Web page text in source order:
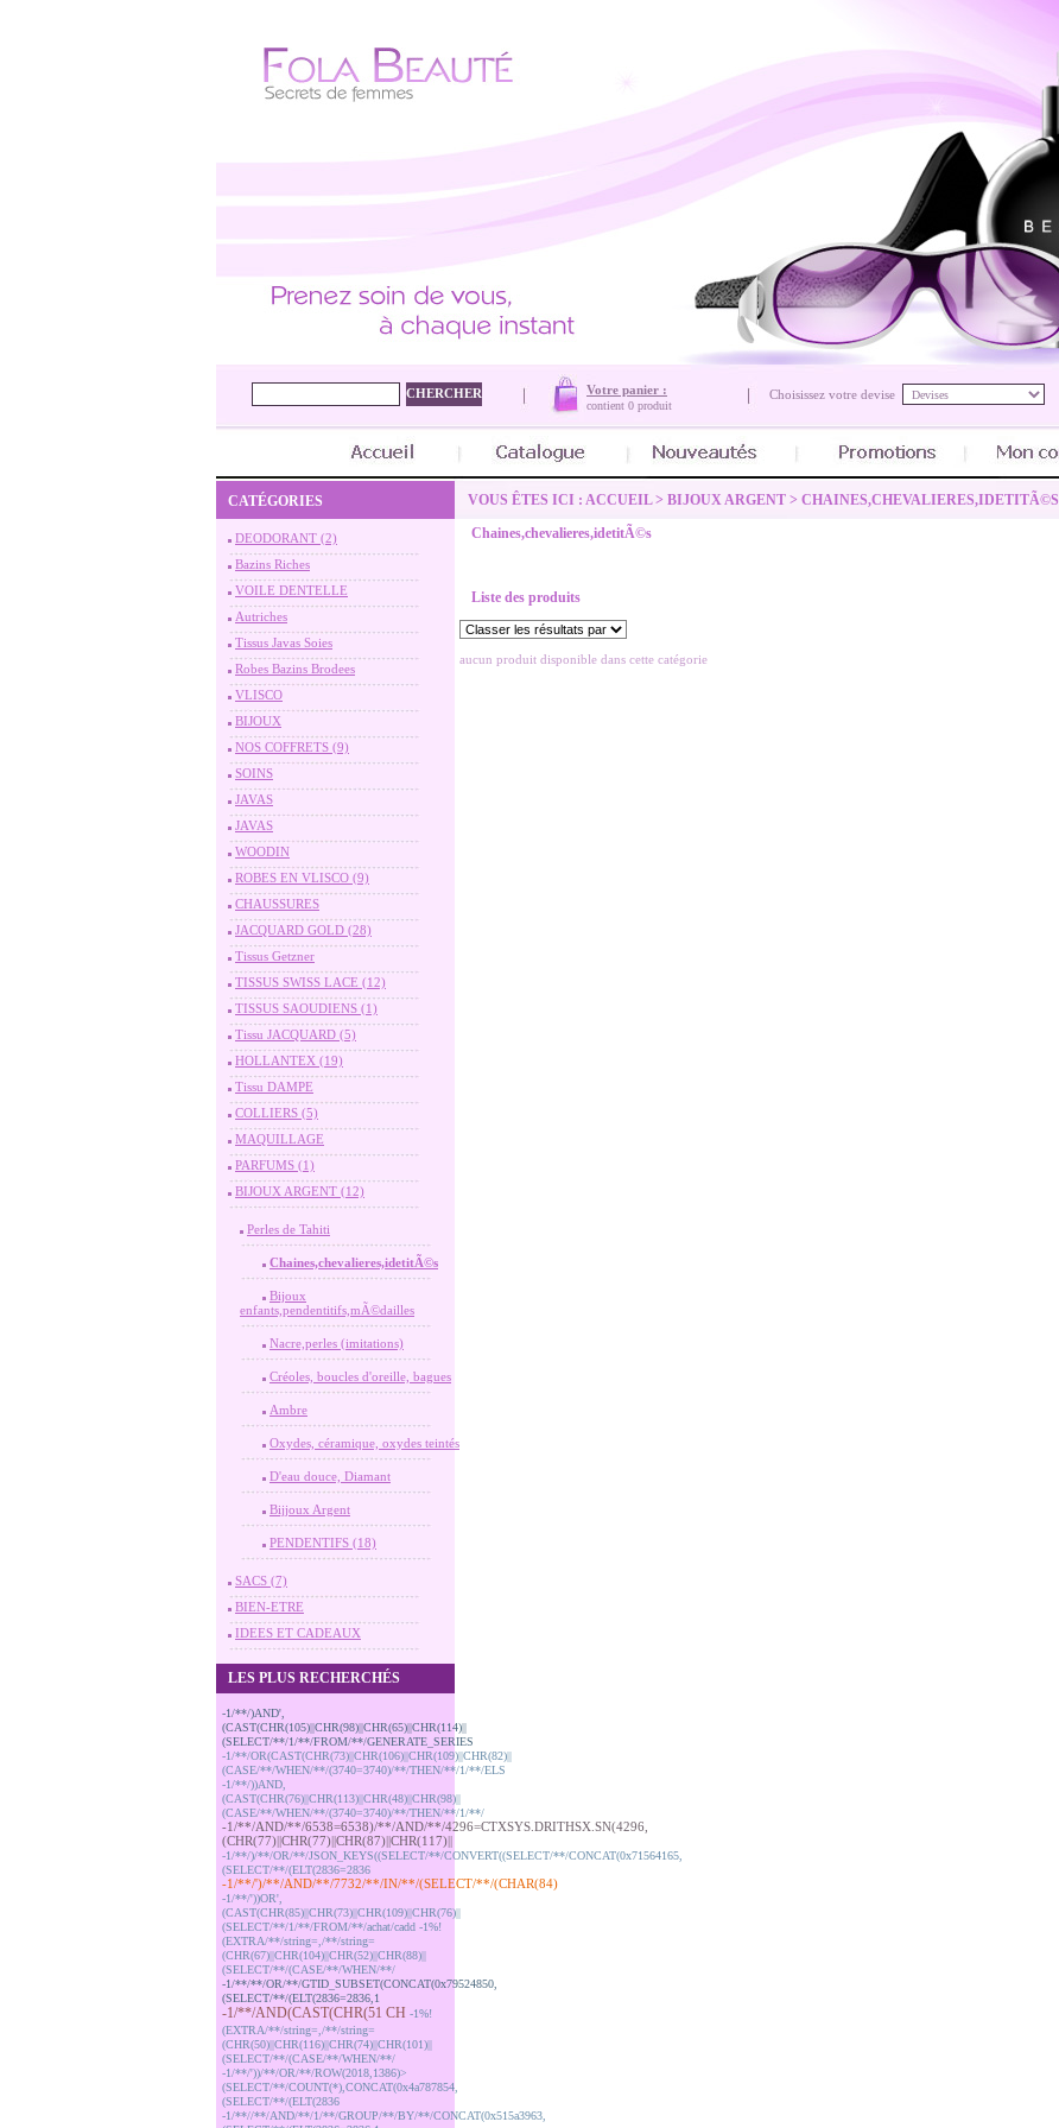
Votre panier :
contient 0 produit
Choisissez votre devise
CATÉGORIES
DEODORANT (2)
Bazins Riches
VOILE DENTELLE
Autriches
Tissus Javas Soies
Robes Bazins Brodees
VLISCO
BIJOUX
NOS COFFRETS (9)
SOINS
JAVAS
JAVAS
WOODIN
ROBES EN VLISCO (9)
CHAUSSURES
JACQUARD GOLD (28)
Tissus Getzner
TISSUS SWISS LACE (12)
TISSUS SAOUDIENS (1)
Tissu JACQUARD (5)
HOLLANTEX (19)
Tissu DAMPE
COLLIERS (5)
MAQUILLAGE
PARFUMS (1)
BIJOUX ARGENT (12)
Perles de Tahiti
Chaines,chevalieres,idetitÃ©s
Bijoux
enfants,pendentitifs,mÃ©dailles
Nacre,perles (imitations)
Créoles, boucles d'oreille, bagues
Ambre
Oxydes, céramique, oxydes teintés
D'eau douce, Diamant
Bijjoux Argent
PENDENTIFS (18)
SACS (7)
BIEN-ETRE
IDEES ET CADEAUX
LES PLUS RECHERCHÉS
-1/**/)AND',
(CAST(CHR(105)||CHR(98)||CHR(65)||CHR(114)||
(SELECT/**/1/**/FROM/**/GENERATE_SERIES
-1/**/OR(CAST(CHR(73)||CHR(106)||CHR(109)||CHR(82)||
(CASE/**/WHEN/**/(3740=3740)/**/THEN/**/1/**/ELS
-1/**/))AND,
(CAST(CHR(76)||CHR(113)||CHR(48)||CHR(98)||
(CASE/**/WHEN/**/(3740=3740)/**/THEN/**/1/**/
-1/**/AND/**/6538=6538)/**/AND/**/4296=CTXSYS.DRITHSX.SN(4296,
(CHR(77)||CHR(77)||CHR(87)||CHR(117)||
-1/**/)/**/OR/**/JSON_KEYS((SELECT/**/CONVERT((SELECT/**/CONCAT(0x71564165,
(SELECT/**/(ELT(2836=2836
-1/**/')/**/AND/**/7732/**/IN/**/(SELECT/**/(CHAR(84)
-1/**/'))OR',
(CAST(CHR(85)||CHR(73)||CHR(109)||CHR(76)||
(SELECT/**/1/**/FROM/**/achat/cadd -1%!
(EXTRA/**/string=,/**/string=
(CHR(67)||CHR(104)||CHR(52)||CHR(88)||
(SELECT/**/(CASE/**/WHEN/**/
-1/**/**/OR/**/GTID_SUBSET(CONCAT(0x79524850,
(SELECT/**/(ELT(2836=2836,1
-1/**/AND(CAST(CHR(51 CH -1%!
(EXTRA/**/string=,/**/string=
(CHR(50)||CHR(116)||CHR(74)||CHR(101)||
(SELECT/**/(CASE/**/WHEN/**/
-1/**/'))/**/OR/**/ROW(2018,1386)>
(SELECT/**/COUNT(*),CONCAT(0x4a787854,
(SELECT/**/(ELT(2836
-1/**//**/AND/**/1/**/GROUP/**/BY/**/CONCAT(0x515a3963,
VOUS ÊTES ICI : ACCUEIL> BIJOUX ARGENT > CHAINES,CHEVALIERES,IDETITÃ©S
Chaines,chevalieres,idetitÃ©s
Liste des produits
aucun produit disponible dans cette catégorie